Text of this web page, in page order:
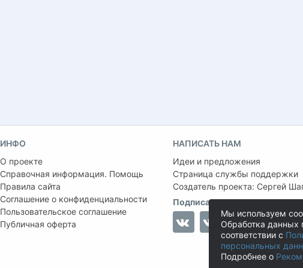
ИНФО
О проекте
Справочная информация. Помощь
Правила сайта
Соглашение о конфиденциальности
Пользовательское соглашение
Публичная оферта
НАПИСАТЬ НАМ
Идеи и предложения
Страница службы поддержки
Создатель проекта: Сергей
Подписаться на нас
Мы используем
Обработка данных
соответствии с
персональных
Подробнее о